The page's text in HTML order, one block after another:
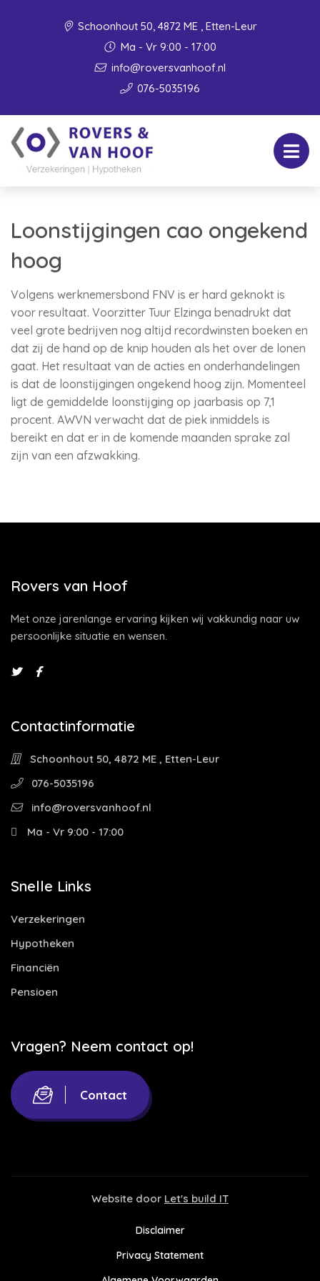
Schoonhout 50, 4872 ME , Etten-Leur
Ma - Vr 9:00 - 17:00
info@roversvanhoof.nl
076-5035196
Loonstijgingen cao ongekend
hoog
Volgens werknemersbond FNV is er hard geknokt is
voor resultaat. Voorzitter Tuur Elzinga benadrukt dat
veel grote bedrijven nog altijd recordwinsten boeken en
dat zij de hand op de knip houden als het over de lonen
gaat. Het resultaat van de acties en onderhandelingen
is dat de loonstijgingen ongekend hoog zijn. Momenteel
ligt de gemiddelde loonstijging op jaarbasis op 7,1
procent. AWVN verwacht dat de piek inmiddels is
bereikt en dat er in de komende maanden sprake zal
zijn van een afzwakking.
Rovers van Hoof
Met onze jarenlange ervaring kijken wij vakkundig naar uw
persoonlijke situatie en wensen.
Contactinformatie
Schoonhout 50, 4872 ME , Etten-Leur
076-5035196
info@roversvanhoof.nl
Ma - Vr 9:00 - 17:00
Snelle Links
Verzekeringen
Hypotheken
Financiën
Pensioen
Vragen? Neem contact op!
Contact
Website door Let's build IT
Disclaimer
Privacy Statement